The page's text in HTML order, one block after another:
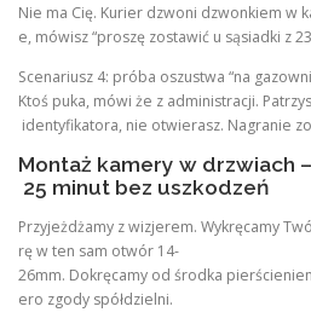
Nie ma Cię. Kurier dzwoni dzwonkiem w
e, mówisz “proszę zostawić u sąsiadki z
Scenariusz 4: próba oszustwa “na
Ktoś puka, mówi że z administracji.
identyfikatora, nie otwierasz. Nagranie
Montaż kamery w drzwiach –
25 minut bez uszkodzeń
Przyjeżdżamy z wizjerem. Wykręcamy
rę w ten sam otwór 14-
26mm. Dokręcamy od środka
ero zgody spółdzielni.